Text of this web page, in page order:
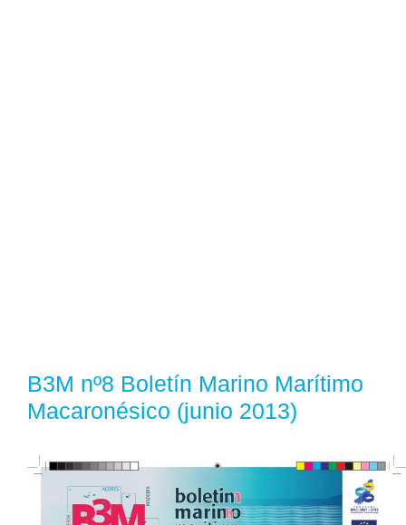
B3M nº8 Boletín Marino Marítimo
Macaronésico (junio 2013)